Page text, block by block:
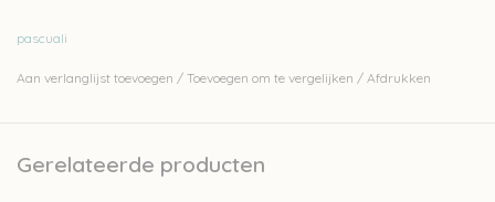
op een ecologische en fair-trade manier gebeurt.
pascuali
Aan verlanglijst toevoegen / Toevoegen om te vergelijken / Afdrukken
Gerelateerde producten